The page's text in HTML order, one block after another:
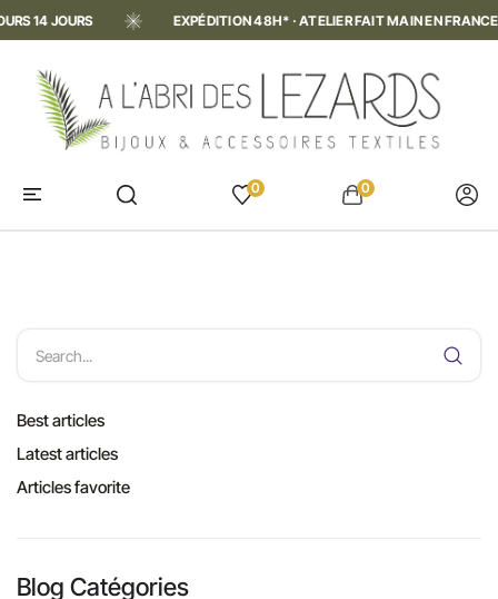
EXPÉDITION 48H* · ATELIER FAIT MAIN EN FRANCE · RETOURS
0 0
Best articles
Latest articles
Articles favorite
Blog Catégories